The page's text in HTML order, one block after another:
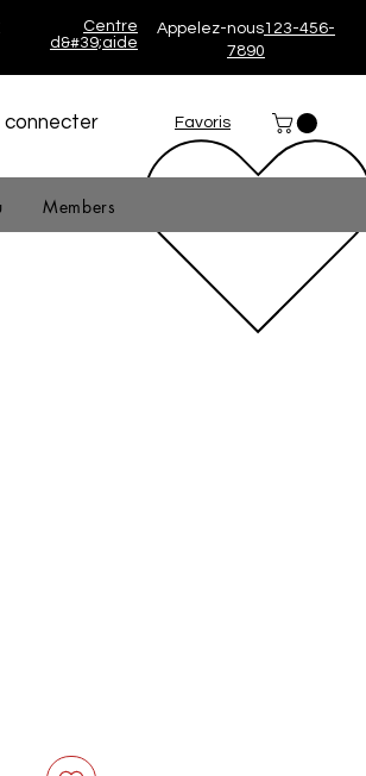
Centre
d&#39;aide
Appelez-nous123-456-
7890
connecter Favoris
Members